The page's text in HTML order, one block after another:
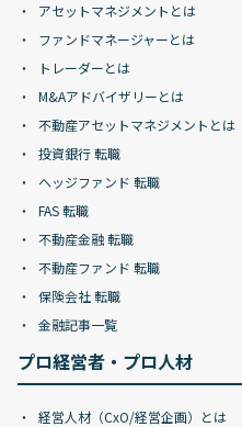
アセットマネジメントとは
ファンドマネージャーとは
トレーダーとは
M&Aアドバイザリーとは
不動産アセットマネジメントとは
投資銀行 転職
ヘッジファンド 転職
FAS 転職
不動産金融 転職
不動産ファンド 転職
保険会社 転職
金融記事一覧
プロ経営者・プロ人材
経営人材（CxO/経営企画）とは